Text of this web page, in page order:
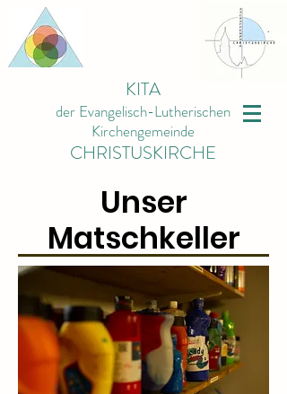
KITA
der Evangelisch-Lutherischen
Kirchengemeinde
CHRISTUSKIRCHE
Unser
Matschkeller